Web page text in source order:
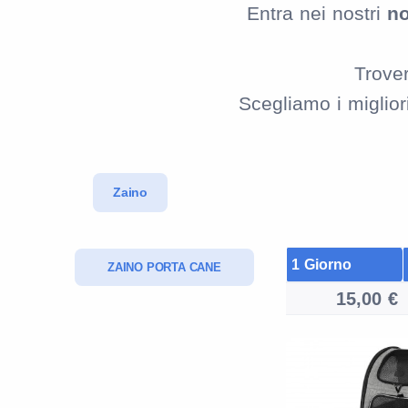
Entra nei nostri
Scegliamo i
Zaino
ZAINO PORTA CANE 1 Giorno
15,00 €